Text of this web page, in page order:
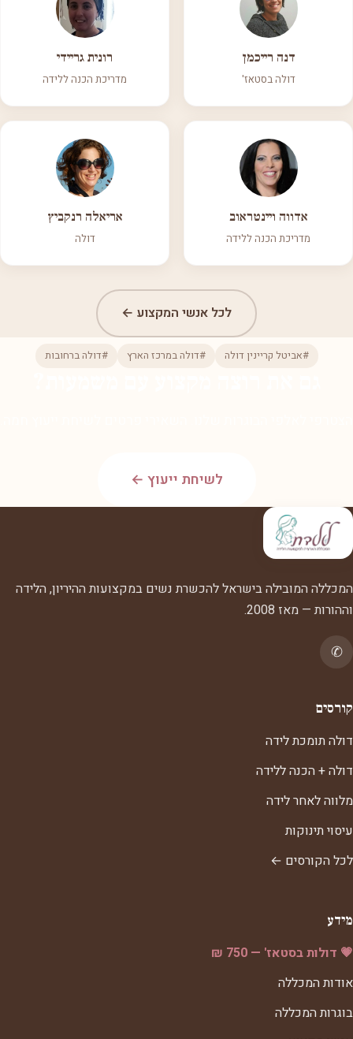
דנה רייכמן
דולה בסטאז'
רונית גריידי
מדריכת הכנה ללידה
אדווה ויינטראוב
מדריכת הכנה ללידה
אריאלה רנקביץ
דולה
לכל אנשי המקצוע ←
#אביטל קריינין דולה #דולה במרכז הארץ #דולה ברחובות
לשיחת ייעוץ ←
המכללה המובילה בישראל להכשרת נשים במקצועות ההיריון, הלידה
וההורות — מאז 2008.
✆
קורסים
דולה תומכת לידה
דולה + הכנה ללידה
מלווה לאחר לידה
עיסוי תינוקות
לכל הקורסים ←
מידע
💗 דולות בסטאז' — 750 ₪
אודות המכללה
בוגרות המכללה